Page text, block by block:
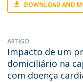
DOWNLOAD AND
ARTIGO
Impacto de um
domiciliário na
com doença